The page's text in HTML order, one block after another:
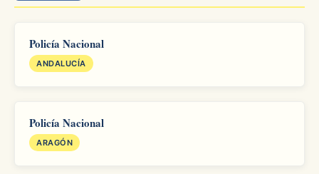
Policía Nacional
ANDALUCÍA
Policía Nacional
ARAGÓN